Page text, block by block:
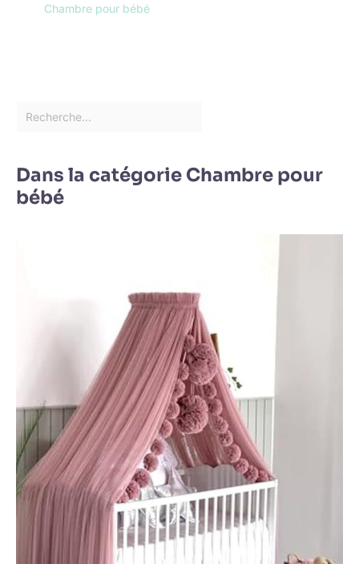
Chambre pour bébé
Dans la catégorie Chambre pour
bébé